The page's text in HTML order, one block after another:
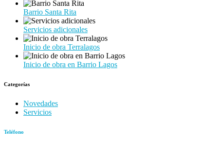
Barrio Santa Rita
Servicios adicionales
Inicio de obra Terralagos
Inicio de obra en Barrio Lagos
Categorías
Novedades
Servicios
Teléfono